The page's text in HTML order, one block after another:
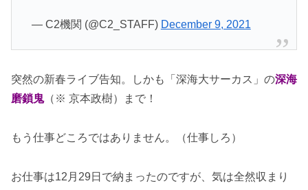
— C2機関 (@C2_STAFF) December 9, 2021
突然の新春ライブ告知。しかも「深海大サーカス」の深海
磨鎖鬼（※ 京本政樹）まで！
もう仕事どころではありません。（仕事しろ）
お仕事は12月29日で納まったのですが、気は全然収まり